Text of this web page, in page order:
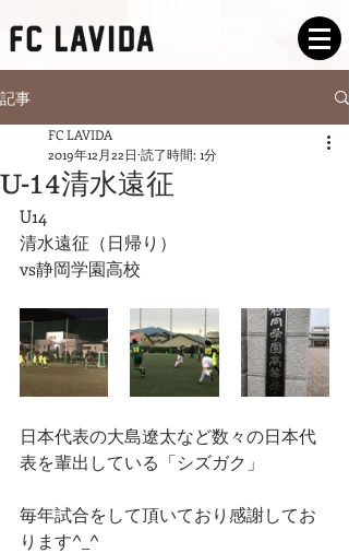
記事
U-14清水遠征
FC LAVIDA
2019年12月22日 読了時間: 1分
U14
清水遠征（日帰り）
vs静岡学園高校
日本代表の大島遼太など数々の日本代
表を輩出している「シズガク」
毎年試合をして頂いており感謝してお
ります^_^